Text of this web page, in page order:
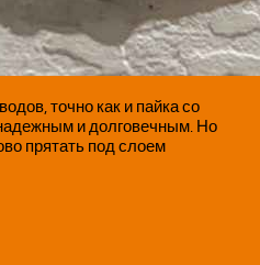
точно как и пайка со
и долговечным. Но
прятать под слоем